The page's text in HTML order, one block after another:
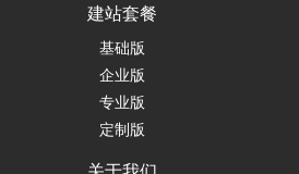
建站套餐
基础版
企业版
专业版
定制版